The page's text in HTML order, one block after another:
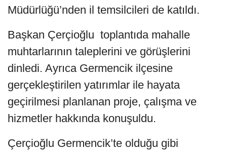
Müdürlüğü’nden il temsilcileri de katıldı.
Başkan Çerçioğlu toplantıda mahalle
muhtarlarının taleplerini ve görüşlerini
dinledi. Ayrıca Germencik ilçesine
gerçekleştirilen yatırımlar ile hayata
geçirilmesi planlanan proje, çalışma ve
hizmetler hakkında konuşuldu.
Çerçioğlu Germencik’te olduğu gibi